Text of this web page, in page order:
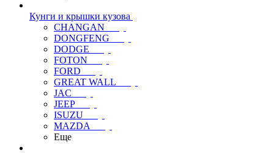
Кунги и крышки кузова
CHANGAN
DONGFENG
DODGE
FOTON
FORD
GREAT WALL
JAC
JEEP
ISUZU
MAZDA
Еще